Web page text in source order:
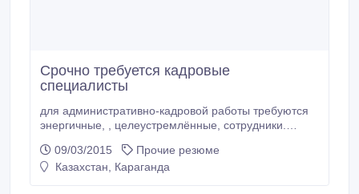
Срочно требуется кадровые
специалисты
для административно-кадровой работы требуются
энергичные, , целеустремлённые, сотрудники.
текущая документация, ведение переговоров,
желание работать на перспективу. Предусмотрена
09/03/2015
Прочие резюме
Казахстан, Караганда